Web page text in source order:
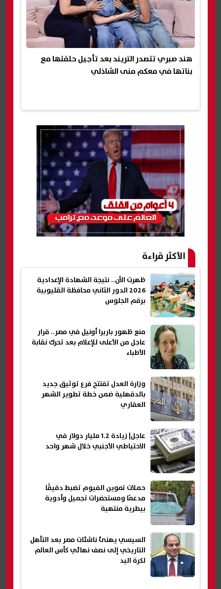
هند صبري تتصدر التريند بعد تأجيل حلقتها مع
بناتها في معكم منى الشاذلي
الأكثر قراءة
ظهرت الآن.. نتيجة الشهادة الإعدادية
2026 الدور الثاني محافظة القليوبية
برقم الجلوس
منع ظهور باربرا أونيل في مصر.. قرار
عاجل من الأعلى للإعلام بعد تحرك نقابة
الأطباء
وزارة العدل تفتتح فرع توثيق جديد
بالدقهلية ضمن خطة تطوير الشهر
العقاري
عاجل| زيادة 1.2 مليار دولار في
الاحتياطي الأجنبي خلال شهر واحد
حملات تموين الفيوم تضبط دقيقًا
مدعمًا ومستحضرات تجميل وأدوية
بيطرية منتهية
السيسي يهنئ ناشئات مصر بعد التأهل
التاريخي إلى نصف نهائي كأس العالم
لكرة اليد